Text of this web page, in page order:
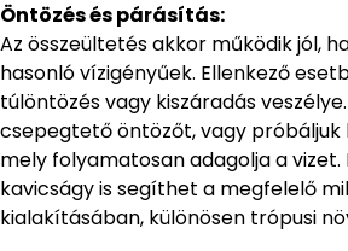
Öntözés és párásítás:
Az összeültetés akkor működik jól,
hasonló vízigényűek. Ellenkező
túlöntözés vagy kiszáradás
csepegtető öntözőt, vagy próbáljuk
mely folyamatosan adagolja a
kavicságy is segíthet a megfelelő
kialakításában, különösen trópusi